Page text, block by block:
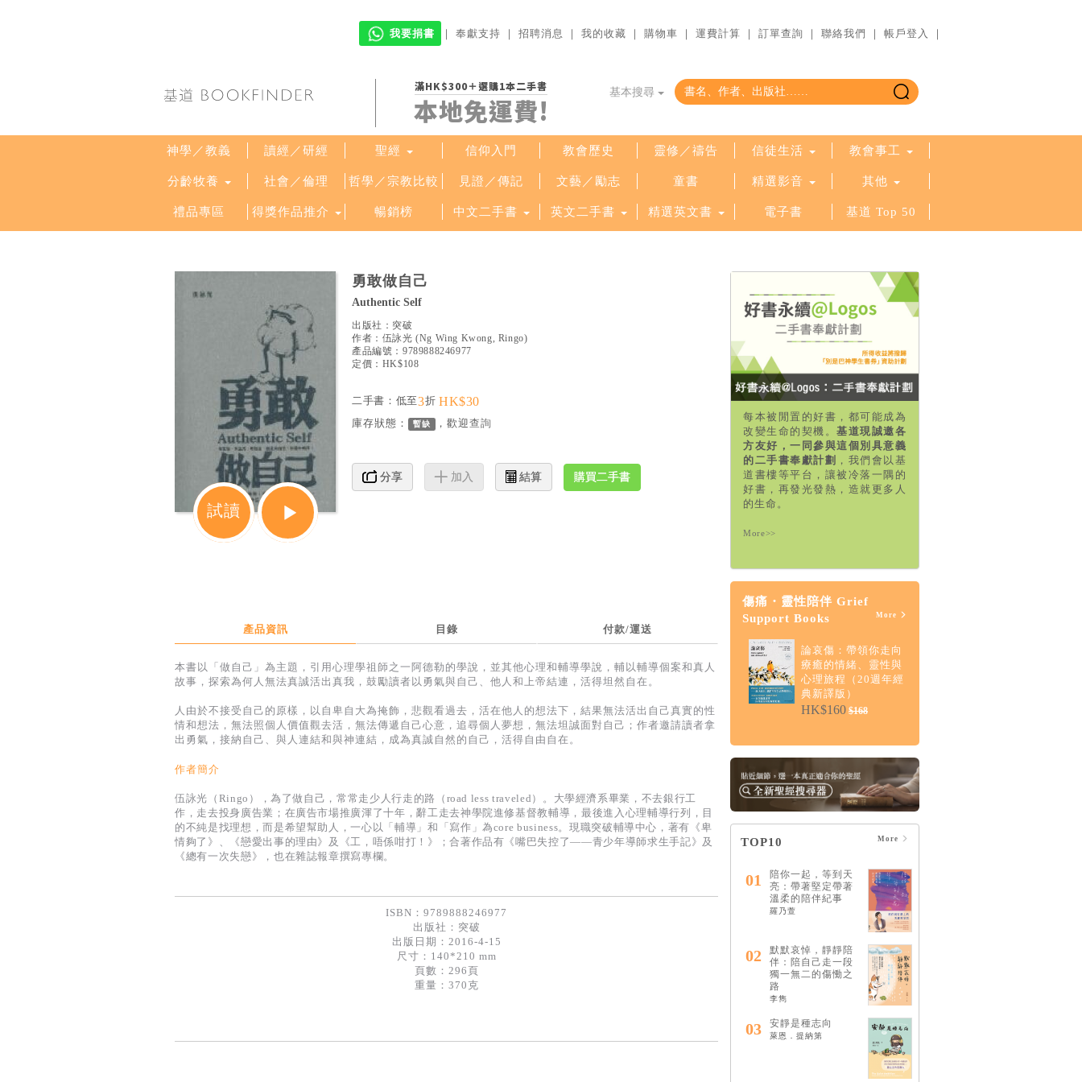
我要捐書 ｜ 奉獻支持 ｜ 招聘消息 ｜ 我的收藏 ｜ 購物車 ｜ 運費計算 ｜ 訂單查詢 ｜ 聯絡我們 ｜ 帳戶登入 ｜
滿HK$300＋選購1本二手書
本地免運費!
基本搜尋
神學／教義 讀經／研經 聖經 信仰入門 教會歷史 靈修／禱告 信徒生活 教會事工
分齡牧養 社會／倫理 哲學／宗教比較 見證／傳記 文藝／勵志 童書 精選影音 其他
禮品專區 得獎作品推介 暢銷榜 中文二手書 英文二手書 精選英文書 電子書 基道 Top 50
試讀
勇敢做自己
Authentic Self
出版社： 突破
作者： 伍詠光 (Ng Wing Kwong, Ringo)
產品編號： 9789888246977
定價：HK$108
二手書：低至3折 HK$30
庫存狀態： 暫缺 ，歡迎查詢
分享 加入 結算 購買二手書
產品資訊 目錄 付款/運送
本書以「做自己」為主題，引用心理學祖師之一阿德勒的學說，並其他心理和輔導學說，輔以輔導個案和真人
故事，探索為何人無法真誠活出真我，鼓勵讀者以勇氣與自己、他人和上帝結連，活得坦然自在。
人由於不接受自己的原樣，以自卑自大為掩飾，悲觀看過去，活在他人的想法下，結果無法活出自己真實的性
情和想法，無法照個人價值觀去活，無法傳遞自己心意，追尋個人夢想，無法坦誠面對自己；作者邀請讀者拿
出勇氣，接納自己、與人連結和與神連結，成為真誠自然的自己，活得自由自在。
作者簡介
伍詠光（Ringo），為了做自己，常常走少人行走的路（road less traveled）。大學經濟系畢業，不去銀行工
作，走去投身廣告業；在廣告市場推廣渾了十年，辭工走去神學院進修基督教輔導，最後進入心理輔導行列，目
的不純是找理想，而是希望幫助人，一心以「輔導」和「寫作」為core business。現職突破輔導中心，著有《卑
情夠了》、《戀愛出事的理由》及《工，唔係咁打！》；合著作品有《嘴巴失控了——青少年導師求生手記》及
《總有一次失戀》，也在雜誌報章撰寫專欄。
ISBN：9789888246977
出版社： 突破
出版日期：2016-4-15
尺寸：140*210 mm
頁數：296頁
重量：370克
每本被閒置的好書，都可能成為
改變生命的契機。基道現誠邀各
方友好，一同參與這個別具意義
的二手書奉獻計劃 ，我們會以基
道書樓等平台，讓被冷落一隅的
好書，再發光發熱，造就更多人
的生命。
More>>
傷痛・靈性陪伴 Grief
Support Books
More
論哀傷：帶領你走向
療癒的情緒、靈性與
心理旅程（20週年經
典新譯版）
HK$160 $168
TOP10 More
01
陪你一起，等到天
亮：帶著堅定帶著
溫柔的陪伴紀事
羅乃萱
02
默默哀悼，靜靜陪
伴：陪自己走一段
獨一無二的傷慟之
路
李雋
03 安靜是種志向
萊恩．提納第